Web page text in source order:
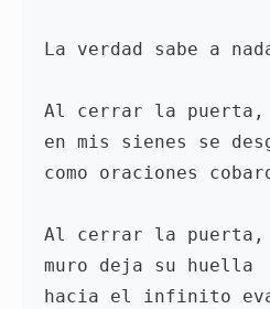
La verdad sabe a
Al cerrar la puerta,
en mis sienes se
como oraciones
Al cerrar la puerta,
muro deja su huella
hacia el infinito